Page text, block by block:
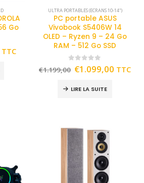
Go
TTC
ULTRA PORTABLES (ECRANS 10-14")
PC portable ASUS
Vivobook S5406W 14
OLED – Ryzen 9 – 24 Go
RAM – 512 Go SSD
out of 5
€1.199,00 €1.099,00 TTC
LIRE LA SUITE